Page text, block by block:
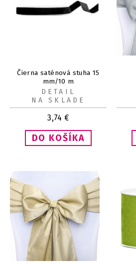
Čierna saténová stuha 15
mm/10 m
3,74 €
DETAIL
NA SKLADE